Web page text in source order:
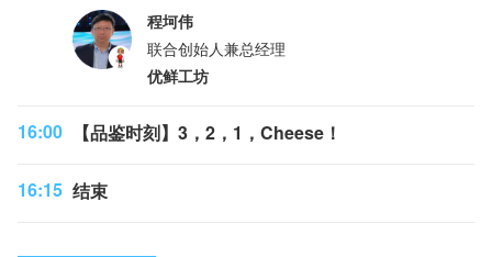
程坷伟
联合创始人兼总经理
优鲜工坊
16:00 【品鉴时刻】3，2，1，Cheese！
16:15 结束